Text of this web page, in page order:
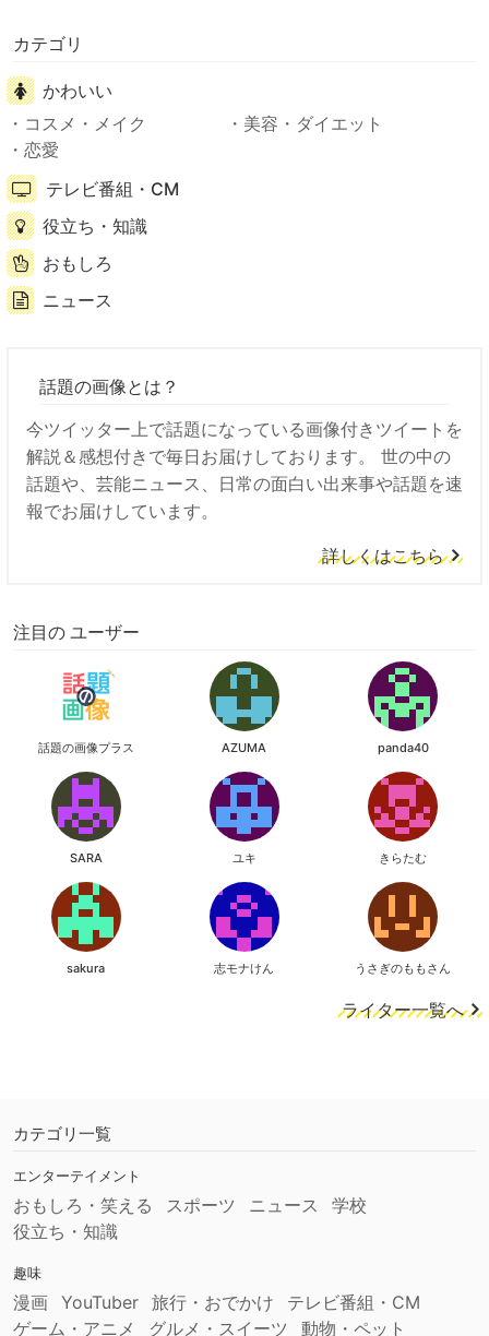
カテゴリ
かわいい
コスメ・メイク
美容・ダイエット
恋愛
テレビ番組・CM
役立ち・知識
おもしろ
ニュース
話題の画像とは？
今ツイッター上で話題になっている画像付きツイートを
解説＆感想付きで毎日お届けしております。 世の中の
話題や、芸能ニュース、日常の面白い出来事や話題を速
報でお届けしています。
詳しくはこちら
注目の ユーザー
話題の画像プラス AZUMA panda40
SARA ユキ きらたむ
sakura 志モナけん うさぎのももさん
ライター一覧へ
カテゴリ一覧
エンターテイメント
おもしろ・笑える スポーツ ニュース
学校
役立ち・知識
趣味
漫画 YouTuber 旅行・おでかけ
テレビ番組・CM
ゲーム・アニメ
グルメ・スイーツ 動物・ペット